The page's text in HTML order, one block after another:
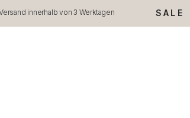
innerhalb von 3 Werktagen SALE